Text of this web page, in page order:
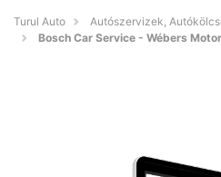
Turul Auto
Autószervizek,
Bosch Car Service - Wébers